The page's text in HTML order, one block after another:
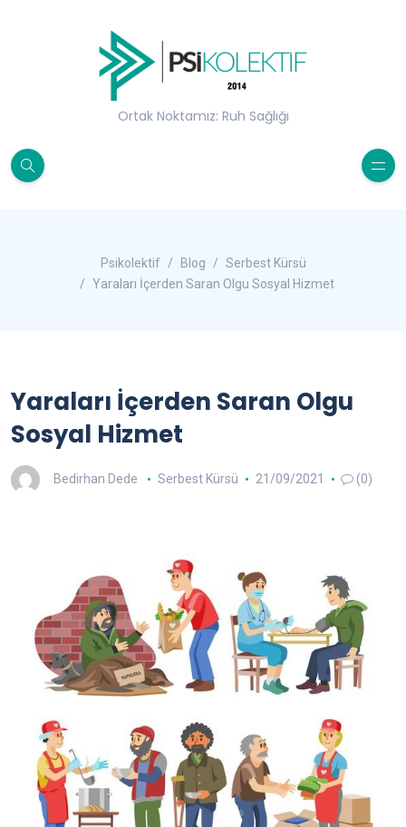
Ortak Noktamız: Ruh Sağlığı
Psikolektif Blog
Serbest Kürsü
Yaraları İçerden Saran Olgu Sosyal Hizmet
Yaraları İçerden Saran Olgu
Sosyal Hizmet
Bedirhan Dede Serbest Kürsü 21/09/2021 (0)